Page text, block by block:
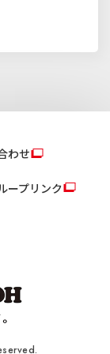
わせ
ープリンク